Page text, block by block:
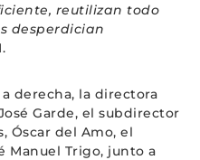
reutilizan todo
desperdician
derecha, la directora
Garde, el subdirector
Óscar del Amo, el
Manuel Trigo, junto a